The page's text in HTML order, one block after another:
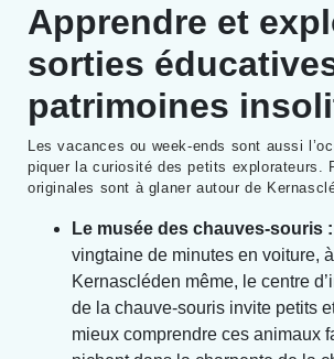
Apprendre et
sorties
patrimoines
Les vacances ou week-ends sont aussi
piquer la curiosité des petits explorateurs.
originales sont à glaner autour de
Le musée des chauves-souris :
vingtaine de minutes en voiture, à
Kernascléden même, le centre
de la chauve-souris invite petits
mieux comprendre ces animaux